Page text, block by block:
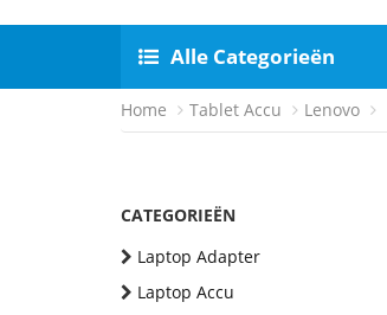
Alle Categorieën
Home Tablet Accu Lenovo
CATEGORIEËN
Laptop Adapter
Laptop Accu